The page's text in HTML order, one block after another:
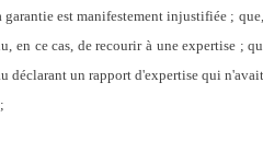
est manifestement injustifiée ;
en ce cas, de recourir à une expertise ;
déclarant un rapport d'expertise qui